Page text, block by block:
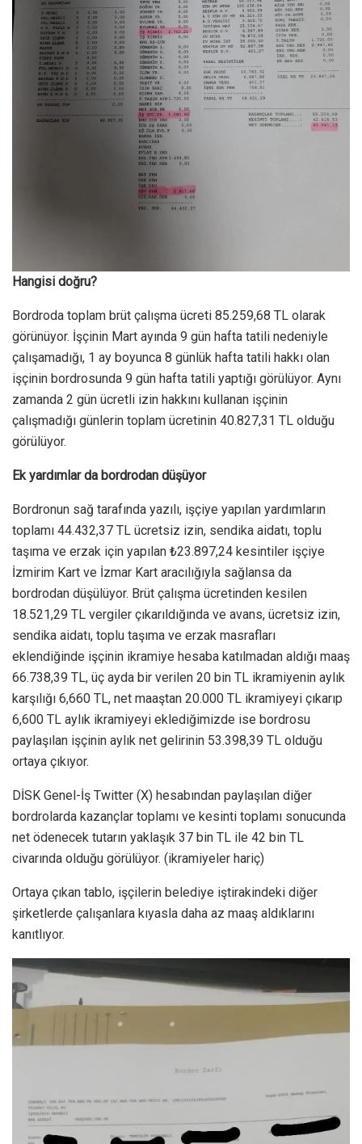
Hangisi doğru?
Bordroda toplam brüt çalışma ücreti 85.259,68 TL olarak
görünüyor. İşçinin Mart ayında 9 gün hafta tatili nedeniyle
çalışamadığı, 1 ay boyunca 8 günlük hafta tatili hakkı olan
işçinin bordrosunda 9 gün hafta tatili yaptığı görülüyor. Aynı
zamanda 2 gün ücretli izin hakkını kullanan işçinin
çalışmadığı günlerin toplam ücretinin 40.827,31 TL olduğu
görülüyor.
Ek yardımlar da bordrodan düşüyor
Bordronun sağ tarafında yazılı, işçiye yapılan yardımların
toplamı 44.432,37 TL ücretsiz izin, sendika aidatı, toplu
taşıma ve erzak için yapılan ₺23.897,24 kesintiler işçiye
İzmirim Kart ve İzmar Kart aracılığıyla sağlansa da
bordrodan düşülüyor. Brüt çalışma ücretinden kesilen
18.521,29 TL vergiler çıkarıldığında ve avans, ücretsiz izin,
sendika aidatı, toplu taşıma ve erzak masrafları
eklendiğinde işçinin ikramiye hesaba katılmadan aldığı maaş
66.738,39 TL, üç ayda bir verilen 20 bin TL ikramiyenin aylık
karşılığı 6,660 TL, net maaştan 20.000 TL ikramiyeyi çıkarıp
6,600 TL aylık ikramiyeyi eklediğimizde ise bordrosu
paylaşılan işçinin aylık net gelirinin 53.398,39 TL olduğu
ortaya çıkıyor.
DİSK Genel-İş Twitter (X) hesabından paylaşılan diğer
bordrolarda kazançlar toplamı ve kesinti toplamı sonucunda
net ödenecek tutarın yaklaşık 37 bin TL ile 42 bin TL
civarında olduğu görülüyor. (ikramiyeler hariç)
Ortaya çıkan tablo, işçilerin belediye iştirakindeki diğer
şirketlerde çalışanlara kıyasla daha az maaş aldıklarını
kanıtlıyor.